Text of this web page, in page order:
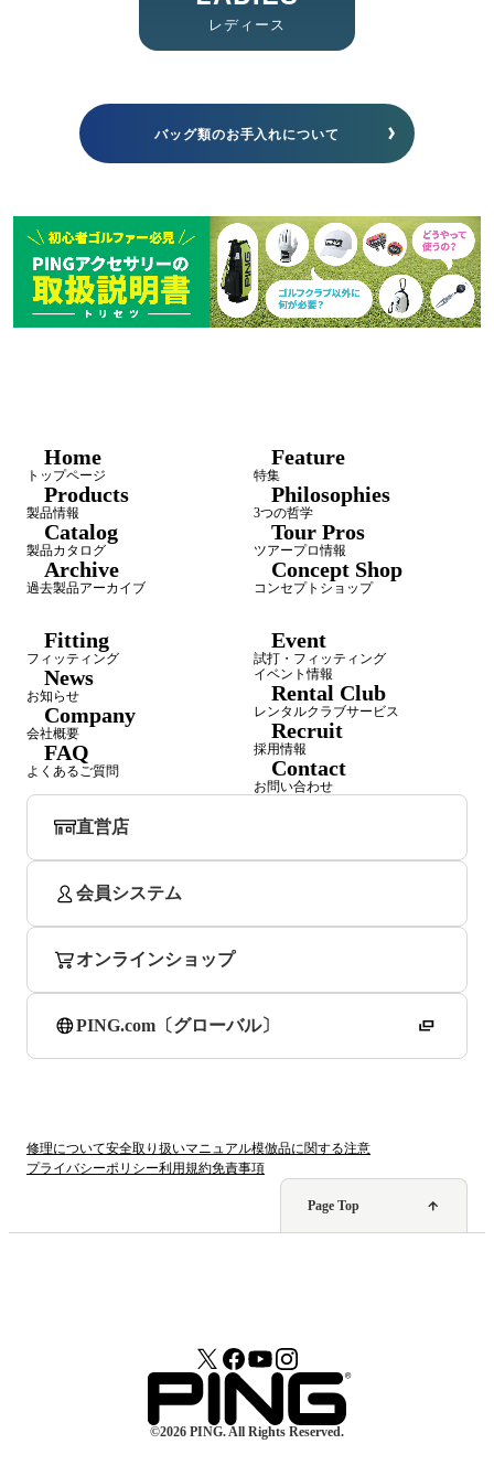
レディース
バッグ類のお手入れについて
Home
トップページ
Products
製品情報
Catalog
製品カタログ
Archive
過去製品アーカイブ
Feature
特集
Philosophies
3つの哲学
Tour Pros
ツアープロ情報
Concept Shop
コンセプトショップ
Fitting
フィッティング
News
お知らせ
Company
会社概要
FAQ
よくあるご質問
Event
試打・フィッティング
イベント情報
Rental Club
レンタルクラブサービス
Recruit
採用情報
Contact
お問い合わせ
直営店
会員システム
オンラインショップ
PING.com〔グローバル〕
修理について安全取り扱いマニュアル模倣品に関する注意
プライバシーポリシー利用規約免責事項
Page Top
©2026 PING. All Rights Reserved.